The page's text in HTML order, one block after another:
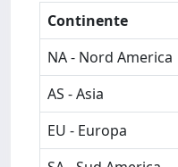
Continente
NA - Nord America
AS - Asia
EU - Europa